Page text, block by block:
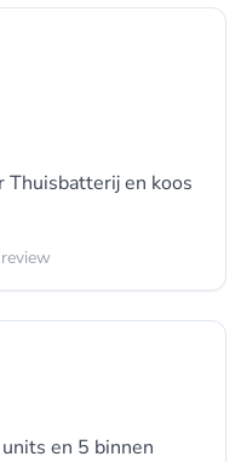
Thuisbatterij en koos
en 5 binnen